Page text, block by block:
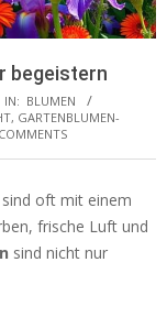
begeistern
IN: BLUMEN
, GARTENBLUMEN-
oft mit einem
frische Luft und
sind nicht nur